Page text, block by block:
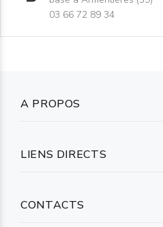
03 66 72 89 34
A PROPOS
LIENS DIRECTS
CONTACTS